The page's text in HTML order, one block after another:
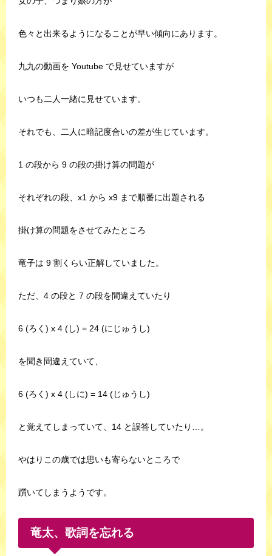
色々と出来るようになることが早い傾向にあります。
九九の動画を Youtube で見せていますが
いつも二人一緒に見せています。
それでも、二人に暗記度合いの差が生じています。
1 の段から 9 の段の掛け算の問題が
それぞれの段、x1 から x9 まで順番に出題される
掛け算の問題をさせてみたところ
竜子は 9 割くらい正解していました。
ただ、4 の段と 7 の段を間違えていたり
6 (ろく) x 4 (し) = 24 (にじゅうし)
を聞き間違えていて、
6 (ろく) x 4 (しに) = 14 (じゅうし)
と覚えてしまっていて、14 と誤答していたり…。
やはりこの歳では思いも寄らないところで
躓いてしまうようです。
竜太、歌詞を忘れる